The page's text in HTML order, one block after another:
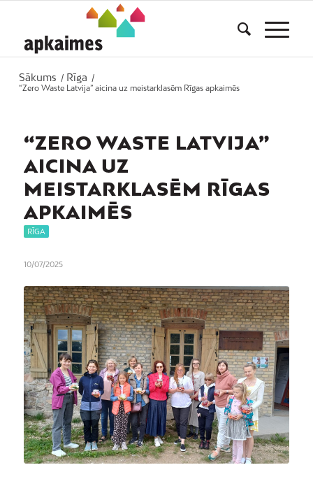
Sākums / Rīga
/
“Zero Waste Latvija” aicina uz meistarklasēm Rīgas apkaimēs
“ZERO WASTE LATVIJA”
AICINA UZ
MEISTARKLASĒM RĪGAS
APKAIMĒS
RĪGA
10/07/2025